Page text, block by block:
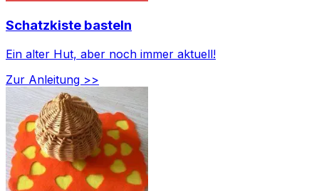
Schatzkiste basteln
Ein alter Hut, aber noch immer aktuell!
Zur Anleitung >>